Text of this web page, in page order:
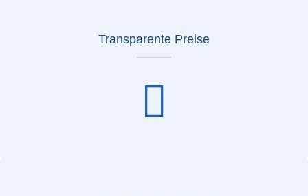
Transparente Preise